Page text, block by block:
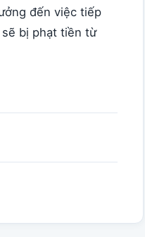
đến việc tiếp
bị phạt tiền từ